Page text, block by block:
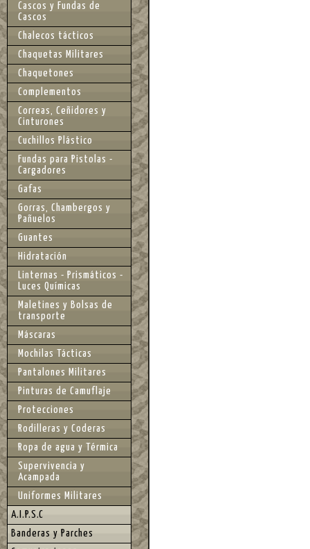
Cascos y Fundas de
Cascos
Chalecos tácticos
Chaquetas Militares
Chaquetones
Complementos
Correas, Ceñidores y
Cinturones
Cuchillos Plástico
Fundas para Pistolas -
Cargadores
Gafas
Gorras, Chambergos y
Pañuelos
Guantes
Hidratación
Linternas - Prismáticos -
Luces Químicas
Maletines y Bolsas de
transporte
Máscaras
Mochilas Tácticas
Pantalones Militares
Pinturas de Camuflaje
Protecciones
Rodilleras y Coderas
Ropa de agua y Térmica
Supervivencia y
Acampada
Uniformes Militares
A.I.P.S.C
Banderas y Parches